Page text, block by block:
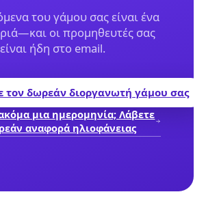
του γάμου σας είναι ένα
οι προμηθευτές σας
είναι ήδη στο email.
τον δωρεάν διοργανωτή γάμου σας
μια ημερομηνία; Λάβετε
αναφορά ηλιοφάνειας